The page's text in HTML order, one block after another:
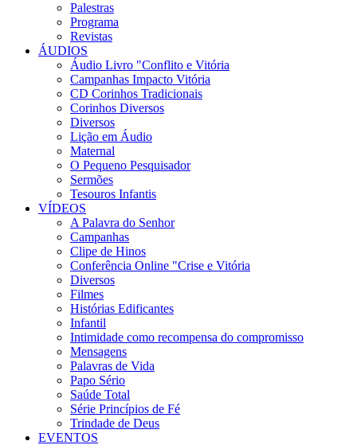
Palestras
Programa
Revistas
ÁUDIOS
Áudio Livro "Conflito e Vitória
Campanhas Impacto Vitória
CD Corinhos Tradicionais
Corinhos Diversos
Diversos
Lição em Áudio
Maternal
O Pequeno Pesquisador
Sermões
Tesouros Infantis
VÍDEOS
A Palavra do Senhor
Campanhas
Clipe de Hinos
Conferência Online "Crise e Vitória
Diversos
Filmes
Histórias Edificantes
Infantil
Intimidade como recompensa do compromisso
Mensagens
Palavras de Vida
Papo Sério
Saúde Total
Série Princípios de Fé
Trindade de Deus
EVENTOS